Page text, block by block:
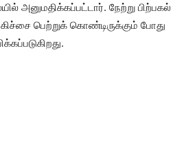
அனுமதிக்கப்பட்டார். நேற்று பிற்பகல்
பெற்றுக் கொண்டிருக்கும் போது